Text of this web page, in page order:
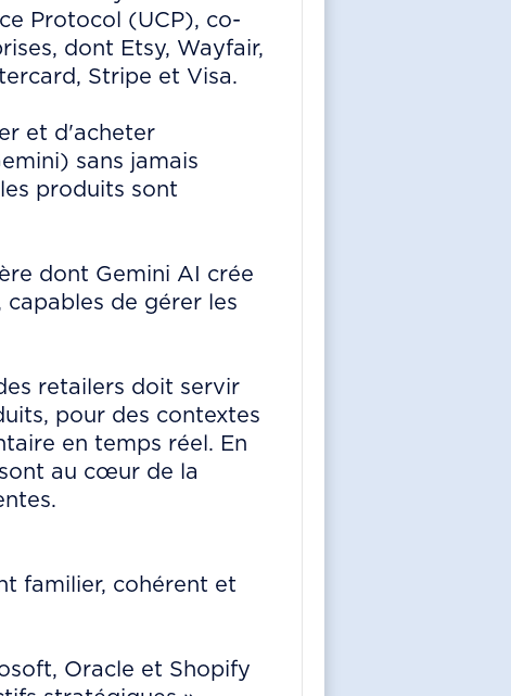
Protocol (UCP), co-
dont Etsy, Wayfair,
Stripe et Visa.
et d'acheter
sans jamais
produits sont
dont Gemini AI crée
de gérer les
retailers doit servir
pour des contextes
en temps réel. En
au cœur de la
familier, cohérent et
Oracle et Shopify